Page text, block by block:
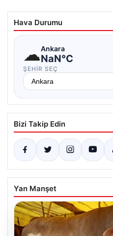
Hava Durumu
☁Ankara
NaN°C
ŞEHIR SEÇ
Bizi Takip Edin
Yan Manşet